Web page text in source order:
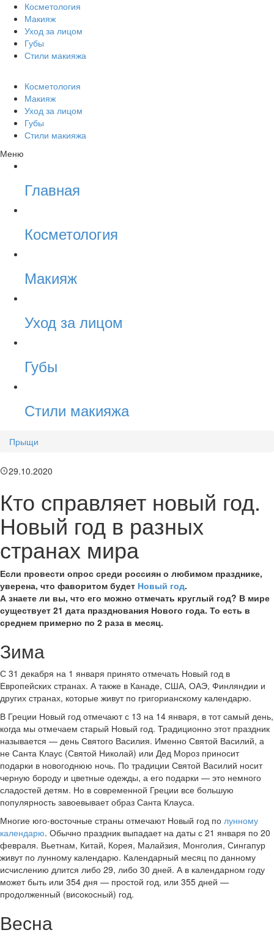
Косметология
Макияж
Уход за лицом
Губы
Стили макияжа
Косметология
Макияж
Уход за лицом
Губы
Стили макияжа
Меню
Главная
Косметология
Макияж
Уход за лицом
Губы
Стили макияжа
Прыщи
29.10.2020
Кто справляет новый год.
Новый год в разных
странах мира
Если провести опрос среди россиян о любимом празднике,
уверена, что фаворитом будет Новый год.
А знаете ли вы, что его можно отмечать круглый год? В мире
существует 21 дата празднования Нового года. То есть в
среднем примерно по 2 раза в месяц.
Зима
С 31 декабря на 1 января принято отмечать Новый год в
Европейских странах. А также в Канаде, США, ОАЭ, Финляндии и
других странах, которые живут по григорианскому календарю.
В Греции Новый год отмечают с 13 на 14 января, в тот самый день,
когда мы отмечаем старый Новый год. Традиционно этот праздник
называется — день Святого Василия. Именно Святой Василий, а
не Санта Клаус (Святой Николай) или Дед Мороз приносит
подарки в новогоднюю ночь. По традиции Святой Василий носит
черную бороду и цветные одежды, а его подарки — это немного
сладостей детям. Но в современной Греции все большую
популярность завоевывает образ Санта Клауса.
Многие юго-восточные страны отмечают Новый год по лунному
календарю. Обычно праздник выпадает на даты с 21 января по 20
февраля. Вьетнам, Китай, Корея, Малайзия, Монголия, Сингапур
живут по лунному календарю. Календарный месяц по данному
исчислению длится либо 29, либо 30 дней. А в календарном году
может быть или 354 дня — простой год, или 355 дней —
продолженный (високосный) год.
Весна